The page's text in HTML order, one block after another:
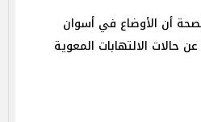
أن الأوضاع في أسوان
حالات الالتهابات المعوية